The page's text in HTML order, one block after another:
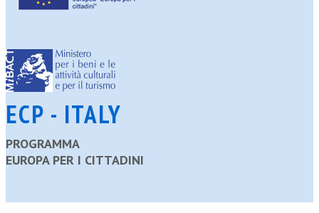
ECP - ITALY
PROGRAMMA
EUROPA PER I CITTADINI